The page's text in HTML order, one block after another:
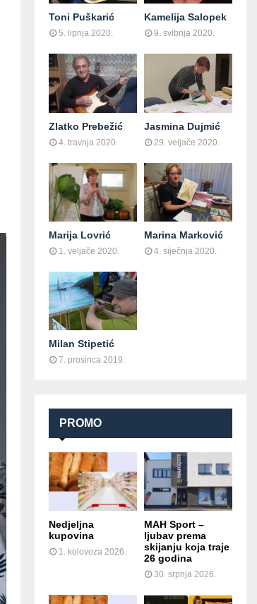
Toni Puškarić
5. lipnja 2020.
Kamelija Salopek
9. svibnja 2020.
Zlatko Prebežić
4. travnja 2020.
Jasmina Dujmić
29. veljače 2020.
Marija Lovrić
1. veljače 2020.
Marina Marković
4. siječnja 2020.
Milan Stipetić
7. prosinca 2019.
PROMO
Nedjeljna
kupovina
1. kolovoza 2026.
MAH Sport –
ljubav prema
skijanju koja traje
26 godina
30. srpnja 2026.